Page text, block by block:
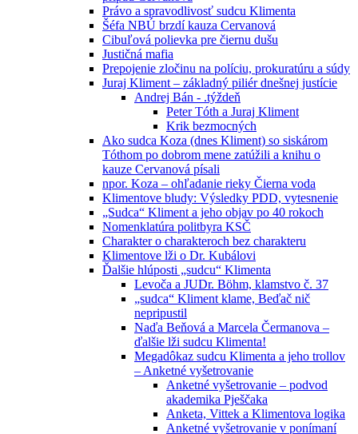
Právo a spravodlivosť sudcu Klimenta
Šéfa NBÚ brzdí kauza Cervanová
Cibuľová polievka pre čiernu dušu
Justičná mafia
Prepojenie zločinu na políciu, prokuratúru a súdy
Juraj Kliment – základný piliér dnešnej justície
Andrej Bán - .týždeň
Peter Tóth a Juraj Kliment
Krik bezmocných
Ako sudca Koza (dnes Kliment) so siskárom
Tóthom po dobrom mene zatúžili a knihu o
kauze Cervanová písali
npor. Koza – ohľadanie rieky Čierna voda
Klimentove bludy: Výsledky PDD, vytesnenie
„Sudca“ Kliment a jeho objav po 40 rokoch
Nomenklatúra politbyra KSČ
Charakter o charakteroch bez charakteru
Klimentove lži o Dr. Kubálovi
Ďalšie hlúposti „sudcu“ Klimenta
Levoča a JUDr. Böhm, klamstvo č. 37
„sudca“ Kliment klame, Beďač nič
nepripustil
Naďa Beňová a Marcela Čermanova –
ďalšie lži sudcu Klimenta!
Megadôkaz sudcu Klimenta a jeho trollov
– Anketné vyšetrovanie
Anketné vyšetrovanie – podvod
akademika Pješčaka
Anketa, Vittek a Klimentova logika
Anketné vyšetrovanie v ponímaní